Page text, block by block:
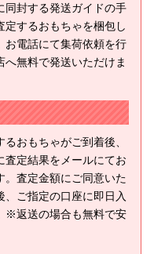
同封する発送ガイドの手
定するおもちゃを梱包し
お電話にて集荷依頼を行
へ無料で発送いただけま
るおもちゃがご到着後、
査定結果をメールにてお
。査定金額にご同意いた
、ご指定の口座に即日入
※返送の場合も無料で安